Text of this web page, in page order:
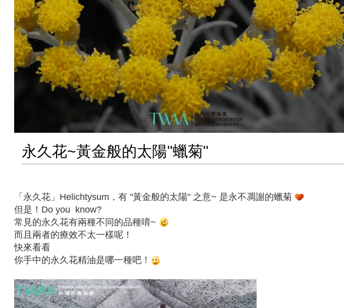
永久花~黃金般的太陽"蠟菊"
「永久花」Helichtysum，有 "黃金般的太陽" 之意~ 是永不凋謝的蠟菊
但是！Do you know?
常見的永久花有兩種不同的品種唷~
而且兩者的療效不太一樣呢！
快來看看
你手中的永久花精油是哪一種吧！